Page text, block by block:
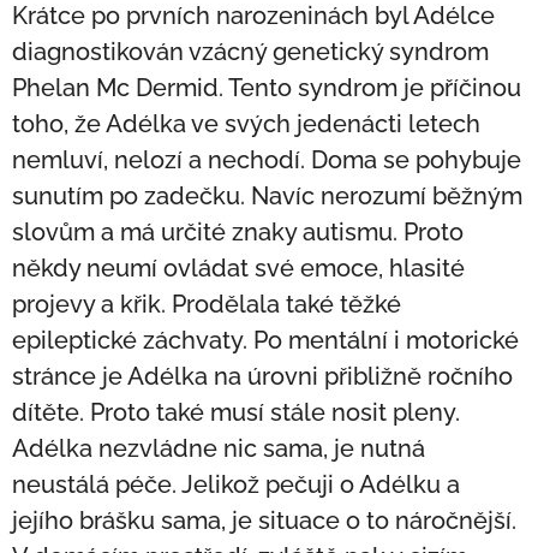
Krátce po prvních narozeninách byl Adélce
diagnostikován vzácný genetický syndrom
Phelan Mc Dermid. Tento syndrom je příčinou
toho, že Adélka ve svých jedenácti letech
nemluví, nelozí a nechodí. Doma se pohybuje
sunutím po zadečku. Navíc nerozumí běžným
slovům a má určité znaky autismu. Proto
někdy neumí ovládat své emoce, hlasité
projevy a křik. Prodělala také těžké
epileptické záchvaty. Po mentální i motorické
stránce je Adélka na úrovni přibližně ročního
dítěte. Proto také musí stále nosit pleny.
Adélka nezvládne nic sama, je nutná
neustálá péče. Jelikož pečuji o Adélku a
jejího brášku sama, je situace o to náročnější.